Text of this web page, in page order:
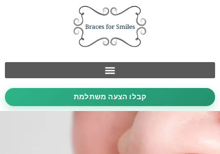
קבלו הצעה משתלמת